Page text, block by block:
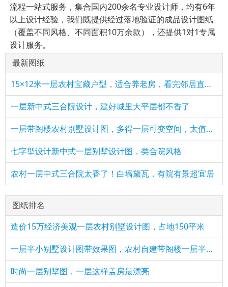
流程一站式服务，集合国内200余名专业设计师，均有6年
以上设计经验，我们既提供经过落地验证的成品设计图纸
（覆盖不同风格、不同面积10万余款），还提供1对1专属
设计服务。
最新图纸
15×12米一层农村宝藏户型，适合养老房，看完邻居直接要图纸！
一层新中式三合院设计，建好城里大平层都不香了
一层带阁楼农村别墅设计图，多得一层可变空间，太值了！
七字型设计新中式一层别墅设计图，类合院风格
农村一层中式三合院太香了！白墙黛瓦，有院有景超宜居
图纸排名
造价15万经济美观一层农村别墅设计图，占地150平米
一层半小别墅设计图带效果图，农村自建带阁楼一层半方案
时尚一层别墅图，一层这样盖房最漂亮